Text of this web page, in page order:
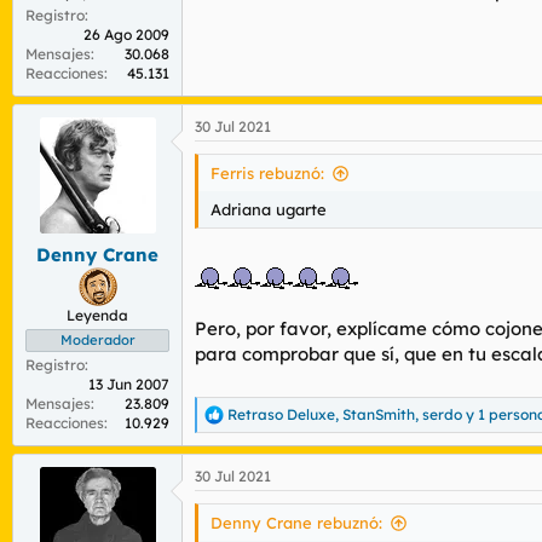
Registro
26 Ago 2009
Mensajes
30.068
Reacciones
45.131
Denny Crane
Leyenda
Moderador
Registro
13 Jun 2007
Mensajes
23.809
Reacciones
10.929
30 Jul 2021
Ferris rebuznó:
Adriana ugarte
Pero, por favor, explícame cómo
para comprobar que sí, que en tu
R
e
c
c
Retraso Deluxe, StanSmith, serdo y 1
30 Jul 2021
Denny Crane rebuznó: